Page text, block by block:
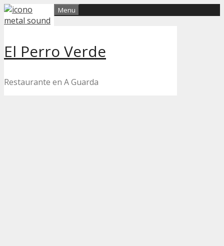
Skip
to
El Perro Verde
Restaurante en A Guarda
Menu